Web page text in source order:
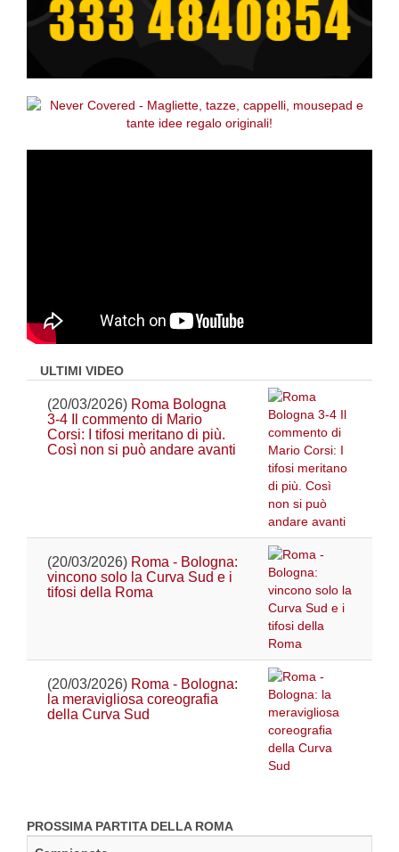
ULTIMI VIDEO
(20/03/2026) Roma Bologna
3-4 Il commento di Mario
Corsi: I tifosi meritano di più.
Così non si può andare avanti
(20/03/2026) Roma - Bologna:
vincono solo la Curva Sud e i
tifosi della Roma
(20/03/2026) Roma - Bologna:
la meravigliosa coreografia
della Curva Sud
PROSSIMA PARTITA DELLA ROMA